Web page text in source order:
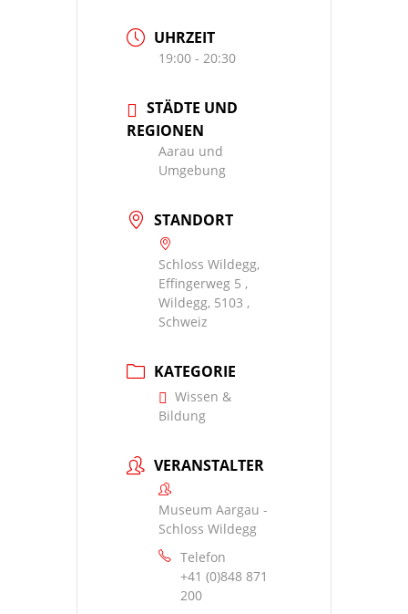
UHRZEIT
19:00 - 20:30
STÄDTE UND
REGIONEN
Aarau und
Umgebung
STANDORT
Schloss Wildegg,
Effingerweg 5 ,
Wildegg, 5103 ,
Schweiz
KATEGORIE
Wissen &
Bildung
VERANSTALTER
Museum Aargau -
Schloss Wildegg
Telefon
+41 (0)848 871
200